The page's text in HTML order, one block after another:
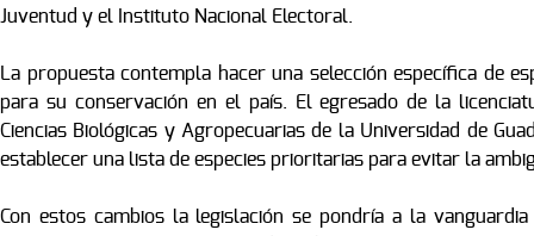
Juventud y el Instituto Nacional Electoral.
La propuesta contempla hacer una selección específica de
para su conservación en el país. El egresado de la
Ciencias Biológicas y Agropecuarias de la Universidad de
establecer una lista de especies prioritarias para evitar la
Con estos cambios la legislación se pondría a la